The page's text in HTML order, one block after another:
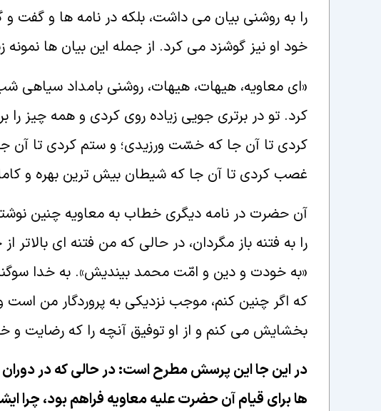
را به روشنى بيان مى داشت، بلكه در نامه ها و گفت
خود او نيز گوشزد مى كرد. از جمله اين بيان ها نمونه
«اى معاويه، هيهات، هيهات، روشنى بامداد سياهى
كرد. تو در برترى جويى زياده روى كردى و همه چيز
كردى تا آن جا كه خسّت ورزيدى؛ و ستم كردى تا آن
غصب كردى تا آن جا كه شيطان بيش ترين بهره و
آن حضرت در نامه ديگرى خطاب به معاويه چنين
را به فتنه باز مگردان، در حالى كه من فتنه اى
«به خودت و دين و امّت محمد بينديش». به خدا
كه اگر چنين كنم، موجب نزديكى به پروردگار من است
بخشايش مى كنم و از او توفيق آنچه را كه رضايت
در اين جا اين پرسش مطرح است: در حالى كه در دوران
ها براى قيام آن حضرت عليه معاويه فراهم بود، چرا